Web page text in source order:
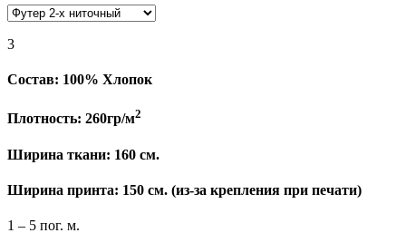
3
Состав: 100% Хлопок
Плотность: 260гр/м2
Ширина ткани: 160 см.
Ширина принта: 150 см. (из-за крепления при печати)
1 – 5 пог. м.